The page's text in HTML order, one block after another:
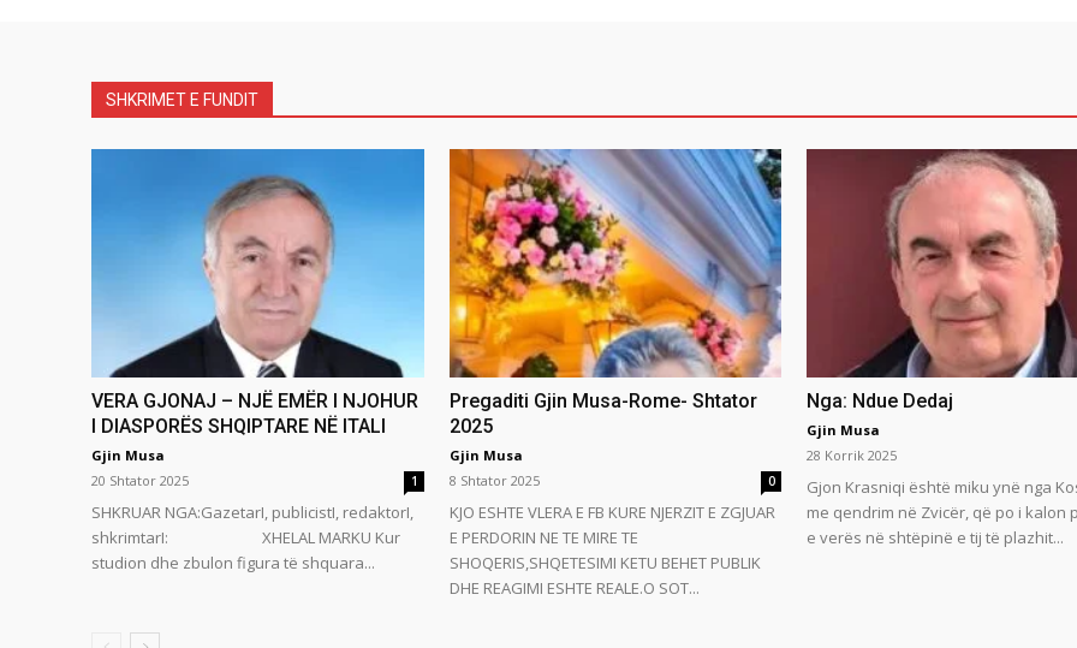
SHKRIMET E FUNDIT
VERA GJONAJ – NJË EMËR I NJOHUR
I DIASPORËS SHQIPTARE NË ITALI
Gjin Musa
20 Shtator 2025
1
SHKRUAR NGA:GazetarI, publicistI, redaktorI,
shkrimtarI: XHELAL MARKU Kur
studion dhe zbulon figura të shquara...
Pregaditi Gjin Musa-Rome- Shtator
2025
Gjin Musa
8 Shtator 2025
0
KJO ESHTE VLERA E FB KURE NJERZIT E ZGJUAR
E PERDORIN NE TE MIRE TE
SHOQERIS,SHQETESIMI KETU BEHET PUBLIK
DHE REAGIMI ESHTE REALE.O SOT...
Nga: Ndue Dedaj
Gjin Musa
28 Korrik 2025
Gjon Krasniqi është miku ynë nga
me qendrim në Zvicër, që po i kalon
e verës në shtëpinë e tij të plazhit...